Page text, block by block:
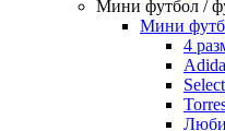
Мини футбол /
Мини
4
Select